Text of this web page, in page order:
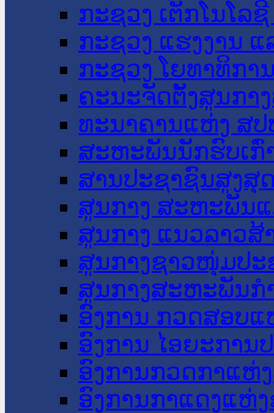
ກະຊວງ ເຕັກໂນໂລ
ກະຊວງ ແຮງງານ
ກະຊວງ ໂຍທາທິກາ
ຄະນະຈັດຕັ້ງສູນກາ
ທະນາຄານແຫ່ງ ສປ
ສະຫະພັນນັກຮົບເກົ່
ສານປະຊາຊົນສູງສຸ
ສູນກາງ ສະຫະພັນ
ສູນກາງ ແນວລາວສ້
ສູນກາງຊາວໜຸ່ມປະ
ສູນກາງສະຫະພັນກ
ອົງການ ກວດສອບແ
ອົງການ ໄອຍະການ
ອົງການກວດກາແຫ່
ອົງການກາແດງແຫ່